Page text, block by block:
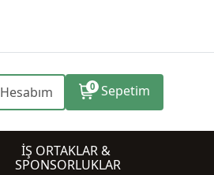
Hesabım 0 Sepetim
İŞ ORTAKLAR &
SPONSORLUKLAR